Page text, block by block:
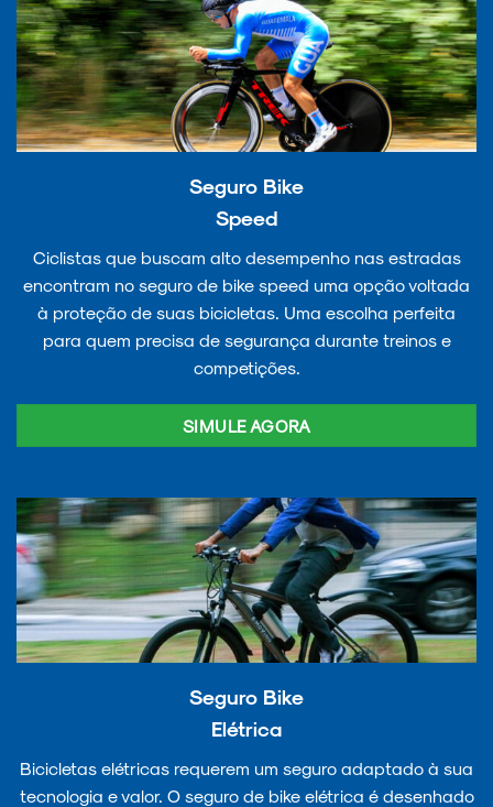
Seguro Bike
Speed
Ciclistas que buscam alto desempenho nas estradas
encontram no seguro de bike speed uma opção voltada
à proteção de suas bicicletas. Uma escolha perfeita
para quem precisa de segurança durante treinos e
competições.
SIMULE AGORA
Seguro Bike
Elétrica
Bicicletas elétricas requerem um seguro adaptado à sua
tecnologia e valor. O seguro de bike elétrica é desenhado